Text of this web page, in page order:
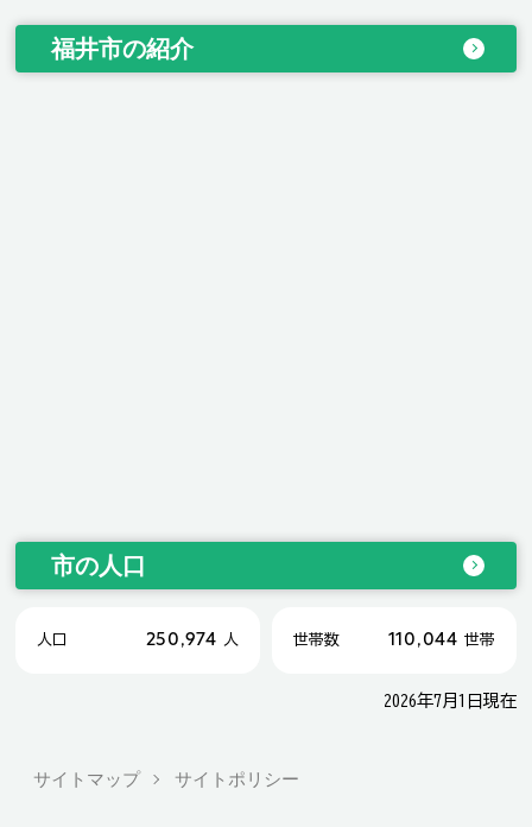
福井市の紹介
市の人口
人口 250,974 人 世帯数 110,044 世帯
2026年7月1日現在
サイトマップ サイトポリシー